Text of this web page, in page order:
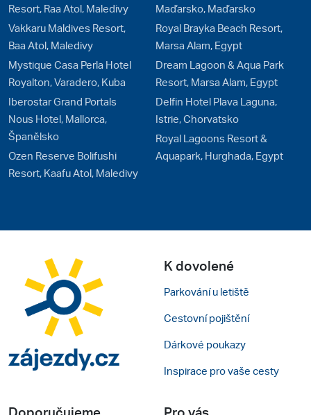
Resort, Raa Atol, Maledivy
Vakkaru Maldives Resort,
Baa Atol, Maledivy
Mystique Casa Perla Hotel
Royalton, Varadero, Kuba
Iberostar Grand Portals
Nous Hotel, Mallorca,
Španělsko
Ozen Reserve Bolifushi
Resort, Kaafu Atol, Maledivy
Maďarsko, Maďarsko
Royal Brayka Beach Resort,
Marsa Alam, Egypt
Dream Lagoon & Aqua Park
Resort, Marsa Alam, Egypt
Delfin Hotel Plava Laguna,
Istrie, Chorvatsko
Royal Lagoons Resort &
Aquapark, Hurghada, Egypt
K dovolené
Parkování u letiště
Cestovní pojištění
Dárkové poukazy
Inspirace pro vaše cesty